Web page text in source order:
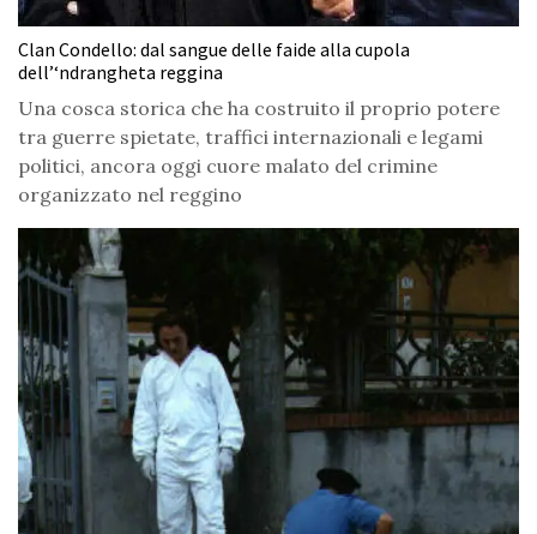
Clan Condello: dal sangue delle faide alla cupola
dell’‘ndrangheta reggina
Una cosca storica che ha costruito il proprio potere
tra guerre spietate, traffici internazionali e legami
politici, ancora oggi cuore malato del crimine
organizzato nel reggino